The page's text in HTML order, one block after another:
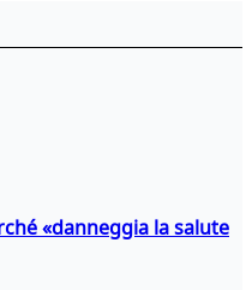
«danneggia la salute